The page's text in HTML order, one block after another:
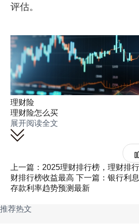
评估。
图片来源于摄图
根据目前的信息，2024年利息
理财险
理财险怎么买
展开阅读全文
上一篇：2025理财排行榜，理财排
财排行榜收益最高 下一篇：银行利
存款利率趋势预测最新
推荐热文